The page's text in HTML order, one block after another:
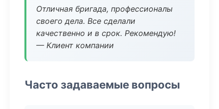
Отличная бригада, профессионалы
своего дела. Все сделали
качественно и в срок. Рекомендую!
— Клиент компании
Часто задаваемые вопросы